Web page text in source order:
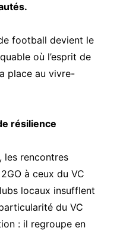
football devient le
où l’esprit de
place au vivre-
résilience
rencontres
à ceux du VC
locaux insufflent
du VC
: il regroupe en